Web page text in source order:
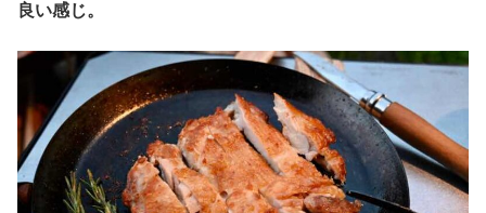
良い感じ。